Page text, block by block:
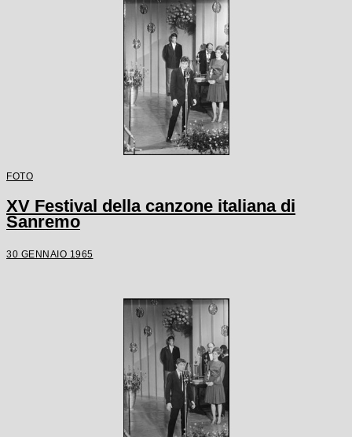
FOTO
XV Festival della canzone italiana di
Sanremo
30 GENNAIO 1965